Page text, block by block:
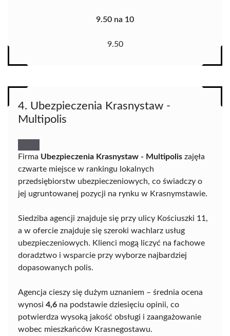
9.50 na 10
9.50
4. Ubezpieczenia Krasnystaw -
Multipolis
Firma Ubezpieczenia Krasnystaw - Multipolis zajęła
czwarte miejsce w rankingu lokalnych
przedsiębiorstw ubezpieczeniowych, co świadczy o
jej ugruntowanej pozycji na rynku w Krasnymstawie.
Siedziba agencji znajduje się przy ulicy Kościuszki 11,
a w ofercie znajduje się szeroki wachlarz usług
ubezpieczeniowych. Klienci mogą liczyć na fachowe
doradztwo i wsparcie przy wyborze najbardziej
dopasowanych polis.
Agencja cieszy się dużym uznaniem – średnia ocena
wynosi 4,6 na podstawie dziesięciu opinii, co
potwierdza wysoką jakość obsługi i zaangażowanie
wobec mieszkańców Krasnegostawu.